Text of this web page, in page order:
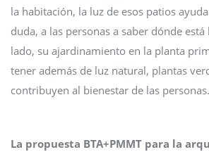
la habitación, la luz de esos patios
duda, a las personas a saber dónde
lado, su ajardinamiento en la planta
tener además de luz natural, plantas
contribuyen al bienestar de las personas.
La propuesta BTA+PMMT para la